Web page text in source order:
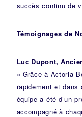
succès continu de
Témoignages de
Luc Dupont,
« Grâce à Actoria
rapidement et dans
équipe a été d’un
accompagné à